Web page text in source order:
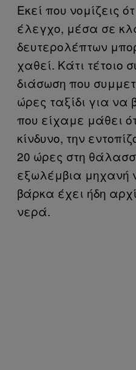
Εκεί που νομίζεις
έλεγχο, μέσα σε
δευτερολέπτων
χαθεί. Κάτι τέτοιο
διάσωση που
ώρες ταξίδι για να
που είχαμε μάθει
κίνδυνο, την
20 ώρες στη
εξωλέμβια μηχανή
βάρκα έχει ήδη
νερά.